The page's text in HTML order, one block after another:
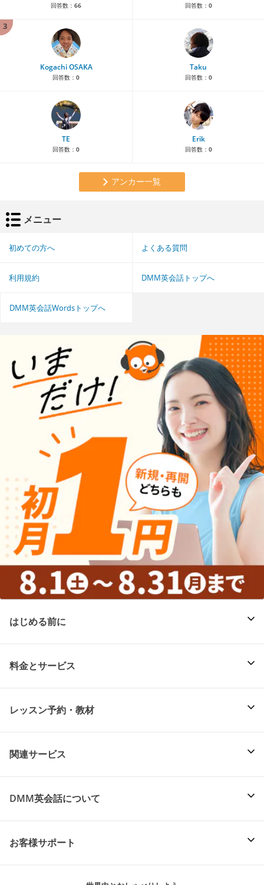
回答数： 66 回答数： 0
3
Kogachi OSAKA
回答数： 0
Taku
回答数： 0
TE
回答数： 0
Erik
回答数： 0
アンカー一覧
メニュー
初めての方へ よくある質問
利用規約 DMM英会話トップへ
DMM英会話Wordsトップへ
はじめる前に
料金とサービス
レッスン予約・教材
関連サービス
DMM英会話について
お客様サポート